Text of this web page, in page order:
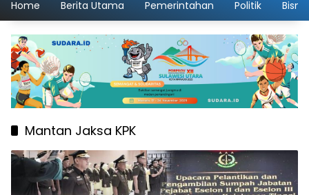
Home Berita Utama Pemerintahan Politik
Mantan Jaksa KPK